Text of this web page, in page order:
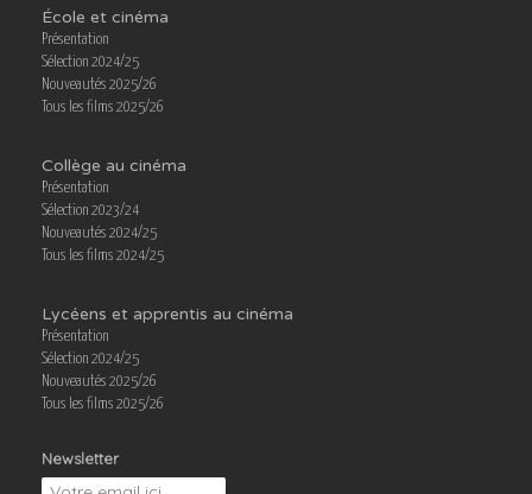
École et cinéma
Présentation
Sélection 2024/25
Nouveautés 2025/26
Tous les films 2025/26
Collège au cinéma
Présentation
Sélection 2023/24
Nouveautés 2024/25
Tous les films 2024/25
Lycéens et apprentis au cinéma
Présentation
Sélection 2024/25
Nouveautés 2025/26
Tous les films 2025/26
Newsletter